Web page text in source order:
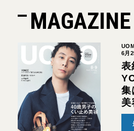
MAGAZINE
6月
表
集
美